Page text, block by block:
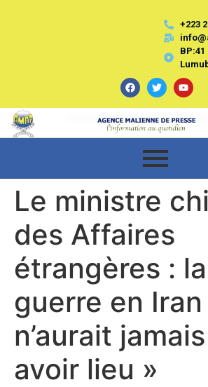
+223
Le ministre
des Affaires
étrangères : la
guerre en Iran
n’aurait
avoir lieu »